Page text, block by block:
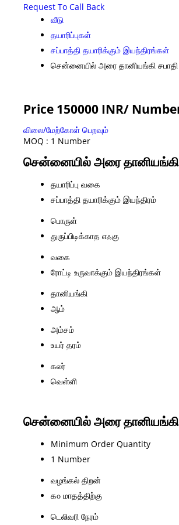
Request To Call Back
வீடு
தயாரிப்புகள்
சப்பாத்தி தயாரிக்கும் இயந்திரங்கள்
சென்னையில் அரை தானியங்கி சபாதி
Price 150000 INR/
விலை/மேற்கோள் பெறவும்
MOQ : 1 Number
சென்னையில் அரை தானியங்கி
தயாரிப்பு வகை
சப்பாத்தி தயாரிக்கும் இயந்திரம்
பொருள்
துருப்பிடிக்காத எஃகு
வகை
ரோட்டி உருவாக்கும் இயந்திரங்கள்
தானியங்கி
ஆம்
அம்சம்
உயர் தரம்
கலர்
வெள்ளி
சென்னையில் அரை தானியங்கி
Minimum Order Quantity
1 Number
வழங்கல் திறன்
௧௦ மாதத்திற்கு
டெலிவரி நேரம்